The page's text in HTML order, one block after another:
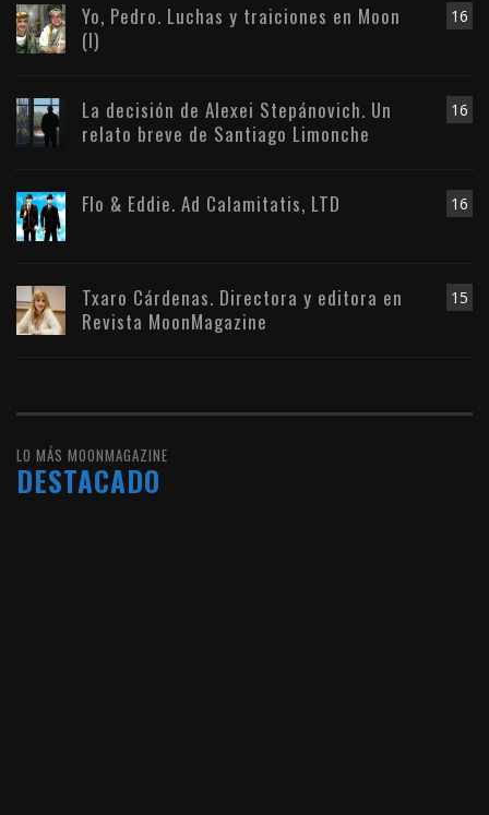
16
Yo, Pedro. Luchas y traiciones en Moon
(I)
16
La decisión de Alexei Stepánovich. Un
relato breve de Santiago Limonche
16
Flo & Eddie. Ad Calamitatis, LTD
15
Txaro Cárdenas. Directora y editora en
Revista MoonMagazine
LO MÁS MOONMAGAZINE
DESTACADO